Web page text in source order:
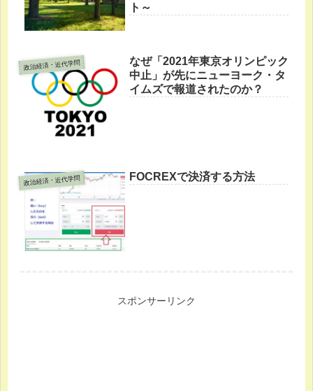
ト～
政治経済・近代学問
なぜ「2021年東京オリンピック
中止」が先にニューヨーク・タ
イムズで報道されたのか？
政治経済・近代学問 FOCREXで決済する方法
スポンサーリンク